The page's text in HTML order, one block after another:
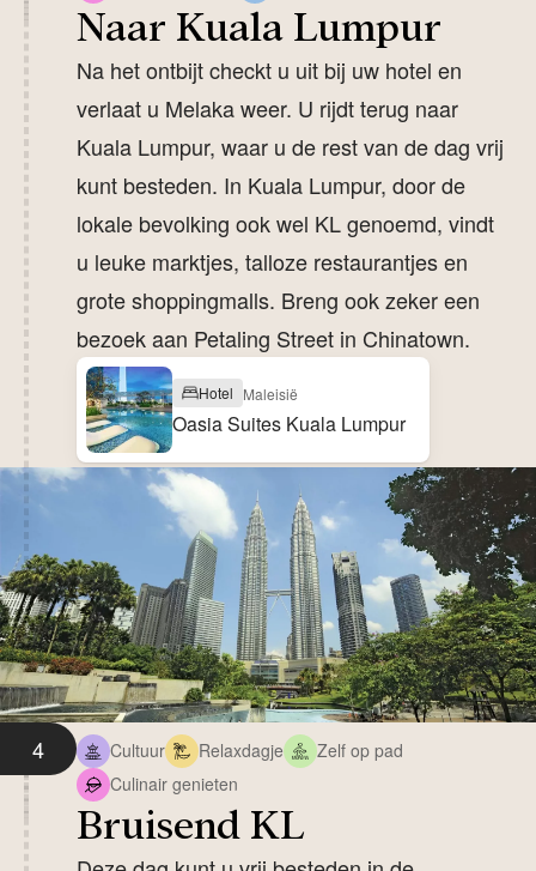
Naar Kuala Lumpur
Na het ontbijt checkt u uit bij uw hotel en
verlaat u Melaka weer. U rijdt terug naar
Kuala Lumpur, waar u de rest van de dag vrij
kunt besteden. In Kuala Lumpur, door de
lokale bevolking ook wel KL genoemd, vindt
u leuke marktjes, talloze restaurantjes en
grote shoppingmalls. Breng ook zeker een
bezoek aan Petaling Street in Chinatown.
Hotel Maleisië
Oasia Suites Kuala Lumpur
4 Cultuur Relaxdagje
Zelf op pad
Culinair genieten
Bruisend KL